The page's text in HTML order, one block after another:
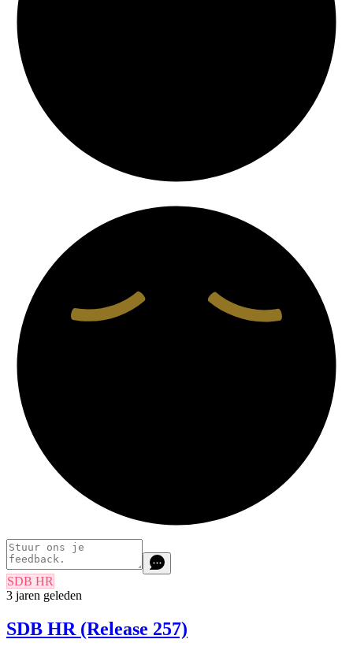
SDB HR
3 jaren geleden
SDB HR (Release 257)